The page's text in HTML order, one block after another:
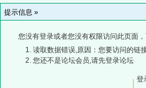
提示信息 »
您没有登录或者您没有权限访问此页面
读取数据错误,原因：您要访问的链
您还不是论坛会员,请先登录论坛
登